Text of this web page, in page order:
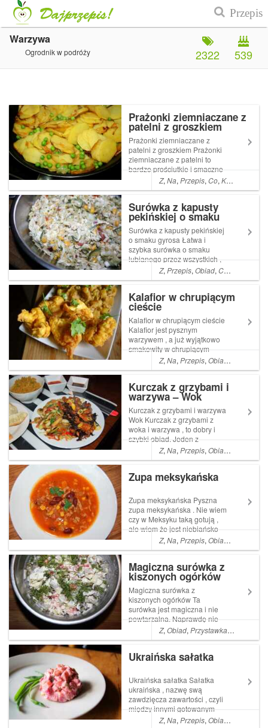
Warzywa
Ogrodnik w podróży 539
2322
Prażonki ziemniaczane z
patelni z groszkiem
Prażonki ziemniaczane z
patelni z groszkiem Prażonki
ziemniaczane z patelni to
bardzo prościutkie i smaczne
danie . Czasami robię je jako
dodatek do mięsa lub serwuję
More ... Artykuł Prażonki
ziemniaczane z patelni z
groszk...
Z,Na,Przepis,Co,Kolacja
Surówka z kapusty
pekińskiej o smaku
gyrosa
Surówka z kapusty pekińskiej
o smaku gyrosa Łatwa i
szybka surówka o smaku
lubianego przez wszystkich ,
a szczególnie dzieciaki ,
gyrosa
Z,Przepis,Obiad,Co ,
Kalafior w chrupiącym
cieście
Kalafior w chrupiącym cieście
Kalafior jest pysznym
warzywem , a już wyjątkowo
smakowity w chrupiącym
cieście . Jest to szybka
potrawa , całkowicie
części społeczność też Read
More ... Artykuł Kalafior w
chrupiącym cieście p...
Z,Na,Przepis,Obiad ,
Kurczak z grzybami i
warzywa – Wok
Kurczak z grzybami i warzywa
Wok Kurczak z grzybami z
woka i warzywa , to dobry i
szybki obiad. Jeden z
niewielu posiłków w których
mój młodszy syn uznaje Read
grzybami i warzywa Wok
pochodzi z serwisu Ogrodni...
Z,Na,Przepis,Obiad ,
Zupa meksykańska
Zupa meksykańska Pyszna
zupa meksykańska . Nie wiem
czy w Meksyku taką gotują ,
ale wiem że jest niebiańsko
dobra . Uwielbiam te smaki .
Po prostu meksyk w garnku
meksykańska pochodzi z
serwisu Ogrodnik w podróży.
Z,Na,Przepis,Obiad ,
Magiczna surówka z
kiszonych ogórków
Magiczna surówka z
kiszonych ogórków Ta
surówka jest magiczna i nie
powtarzalna. Naprawdę nie
uwierzycie ile smakowitych
aromatów oddaje to proste ,
jakim jest kiszony Read More
kiszonych ogórkó...
Z,Obiad,Przystawka,Pyszna
Ukraińska sałatka
Ukraińska sałatka Sałatka
ukraińska , nazwę swą
zawdzięcza zawartości , czyli
między innymi gotowanym
buraczkom
Z,Na,Przepis,Obiad ,